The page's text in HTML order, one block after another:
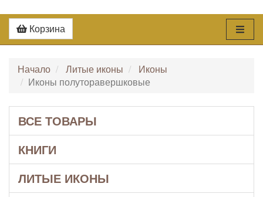
Корзина
Начало Литые иконы
Иконы
Иконы полуторавершковые
ВСЕ ТОВАРЫ
КНИГИ
ЛИТЫЕ ИКОНЫ